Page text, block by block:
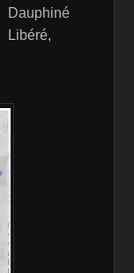
Dauphiné
Libéré,